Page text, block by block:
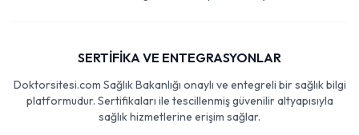
SERTİFİKA VE ENTEGRASYONLAR
Doktorsitesi.com Sağlık Bakanlığı onaylı ve entegreli bir sağlık bilgi
platformudur. Sertifikaları ile tescillenmiş güvenilir altyapısıyla
sağlık hizmetlerine erişim sağlar.